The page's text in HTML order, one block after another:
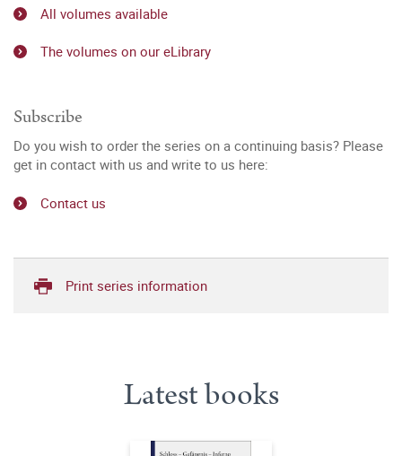
All volumes available
The volumes on our eLibrary
Subscribe
Do you wish to order the series on a continuing basis? Please
get in contact with us and write to us here:
Contact us
Print series information
Latest books